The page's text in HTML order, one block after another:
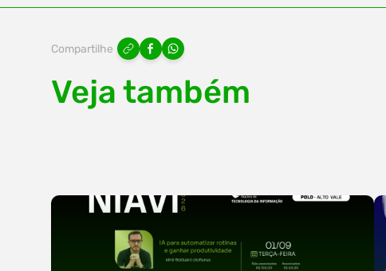
Compartilhe
Veja também